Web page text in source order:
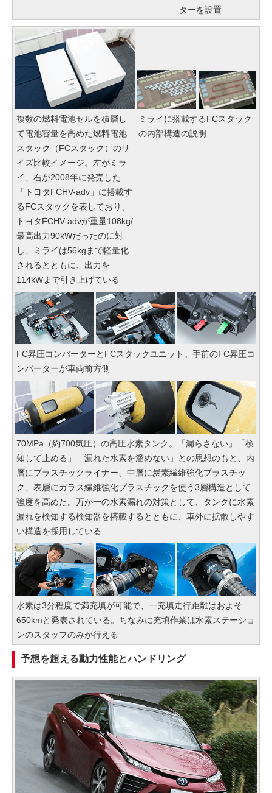
ターを設置
複数の燃料電池セルを積層し
て電池容量を高めた燃料電池
スタック（FCスタック）のサ
イズ比較イメージ。左がミラ
イ、右が2008年に発売した
「トヨタFCHV-adv」に搭載す
るFCスタックを表しており、
トヨタFCHV-advが重量108kg/
最高出力90kWだったのに対
し、ミライは56kgまで軽量化
されるとともに、出力を
114kWまで引き上げている
ミライに搭載するFCスタック
の内部構造の説明
FC昇圧コンバーターとFCスタックユニット。手前のFC昇圧コ
ンバーターが車両前方側
70MPa（約700気圧）の高圧水素タンク。「漏らさない」「検
知して止める」「漏れた水素を溜めない」との思想のもと、内
層にプラスチックライナー、中層に炭素繊維強化プラスチッ
ク、表層にガラス繊維強化プラスチックを使う3層構造として
強度を高めた。万が一の水素漏れの対策として、タンクに水素
漏れを検知する検知器を搭載するとともに、車外に拡散しやす
い構造を採用している
水素は3分程度で満充填が可能で、一充填走行距離はおよそ
650kmと発表されている。ちなみに充填作業は水素ステーショ
ンのスタッフのみが行える
予想を超える動力性能とハンドリング